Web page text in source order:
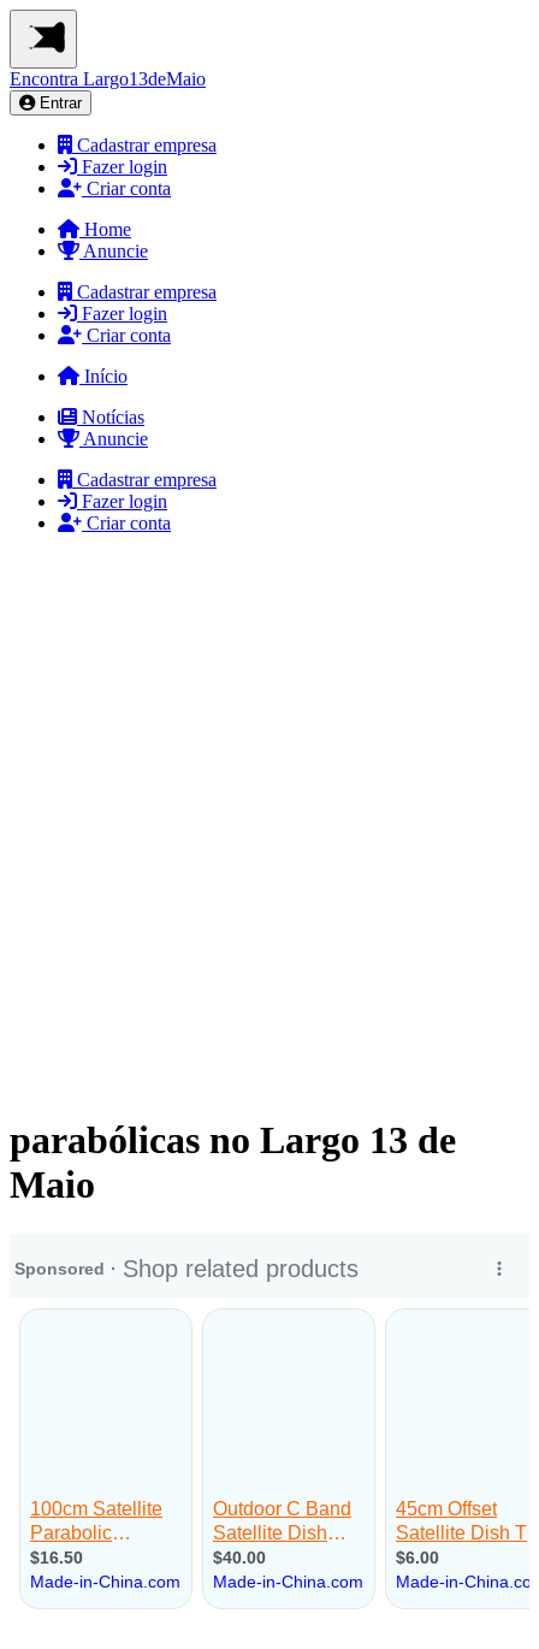
Encontra Largo13deMaio
Entrar
Cadastrar empresa
Fazer login
Criar conta
Home
Anuncie
Cadastrar empresa
Fazer login
Criar conta
Início
Notícias
Anuncie
Cadastrar empresa
Fazer login
Criar conta
parabólicas no Largo 13 de
Maio